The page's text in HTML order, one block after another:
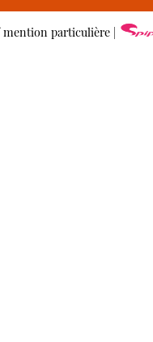
particulière |